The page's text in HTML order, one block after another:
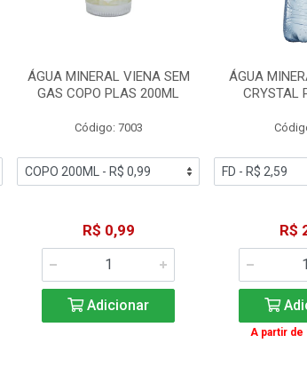
ÁGUA MINERAL VIENA SEM
GAS COPO PLAS 200ML
Código: 7003
R$ 0,99
Adicionar
ÁGUA
CRYSTAL
R$
A partir de